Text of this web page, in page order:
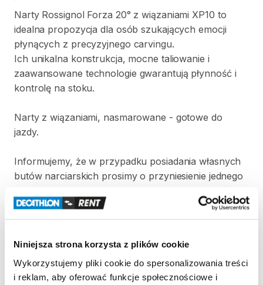
Niniejsza strona korzysta z plików cookie
Wykorzystujemy pliki cookie do spersonalizowania treści
i reklam, aby oferować funkcje społecznościowe i
Narty Rossignol Forza 20° z wiązaniami XP10 to
idealna propozycja dla osób szukających emocji
płynących z precyzyjnego carvingu.
Ich unikalna konstrukcja​,​ mocne taliowanie i
zaawansowane technologie gwarantują płynność i
kontrolę na stoku.
Narty z wiązaniami​​​​​​,​ nasmarowane - gotowe do
jazdy.
Informujemy​,​ że w przypadku posiadania własnych
butów narciarskich prosimy o przyniesienie jednego
dokonać
ustawienia wiązań oraz
celu
przyspieszenia regulacji wiązań prosimy o
użytkowniku: wzrost​,​ wiek ​,​ waga oraz poziom
umiejętności w skali 1–3.